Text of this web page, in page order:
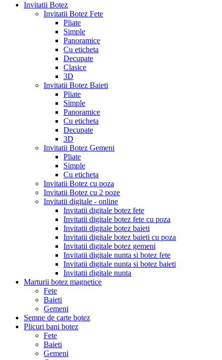
Invitatii Botez
Invitatii Botez Fete
Pliate
Simple
Panoramice
Cu eticheta
Decupate
Clasice
3D
Invitatii Botez Baieti
Pliate
Simple
Panoramice
Cu eticheta
Decupate
3D
Invitatii Botez Gemeni
Pliate
Simple
Cu eticheta
Invitatii Botez cu poza
Invitatii Botez cu 2 poze
Invitatii digitale - online
Invitatii digitale botez fete
Invitatii digitale botez fete cu poza
Invitatii digitale botez baieti
Invitatii digitale botez baieti cu poza
Invitatii digitale botez gemeni
Invitatii digitale nunta si botez fete
Invitatii digitale nunta si botez baieti
Invitatii digitale nunta
Marturii botez magnetice
Fete
Baieti
Gemeni
Semne de carte botez
Plicuri bani botez
Fete
Baieti
Gemeni